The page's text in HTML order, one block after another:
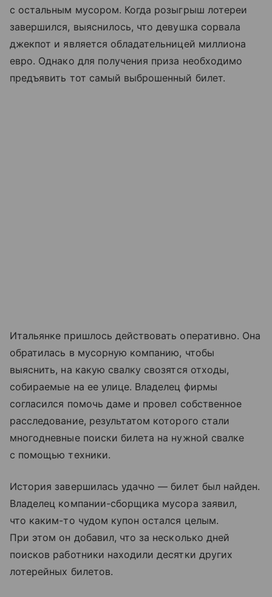
с остальным мусором. Когда розыгрыш лотереи
завершился, выяснилось, что девушка сорвала
джекпот и является обладательницей миллиона
евро. Однако для получения приза необходимо
предъявить тот самый выброшенный билет.
Итальянке пришлось действовать оперативно. Она
обратилась в мусорную компанию, чтобы
выяснить, на какую свалку свозятся отходы,
собираемые на ее улице. Владелец фирмы
согласился помочь даме и провел собственное
расследование, результатом которого стали
многодневные поиски билета на нужной свалке
с помощью техники.
История завершилась удачно — билет был найден.
Владелец компании-сборщика мусора заявил,
что каким-то чудом купон остался целым.
При этом он добавил, что за несколько дней
поисков работники находили десятки других
лотерейных билетов.